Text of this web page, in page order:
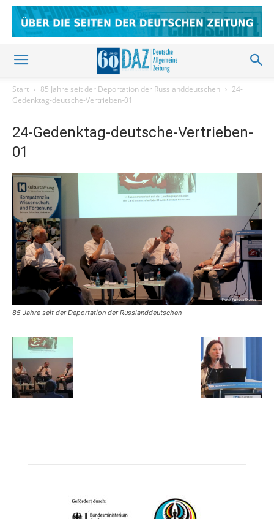
Start 85 Jahre seit der Deportation der Russlanddeutschen
24-
Gedenktag-deutsche-Vertrieben-01
24-Gedenktag-deutsche-Vertrieben-
01
85 Jahre seit der Deportation der Russlanddeutschen